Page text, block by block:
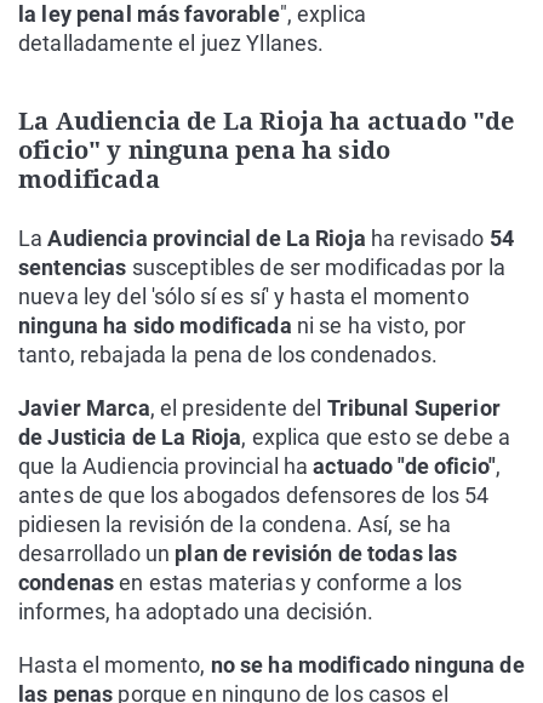
la ley penal más favorable", explica
detalladamente el juez Yllanes.
La Audiencia de La Rioja ha actuado "de
oficio" y ninguna pena ha sido
modificada
LaAudiencia provincial de La Rioja ha revisado 54
sentencias susceptibles de ser modificadas por la
nueva ley del 'sólo sí es sí' y hasta el momento
ninguna ha sido modificada ni se ha visto, por
tanto, rebajada la pena de los condenados.
Javier Marca, el presidente del Tribunal Superior
de Justicia de La Rioja, explica que esto se debe a
que la Audiencia provincial haactuado "de oficio",
antes de que los abogados defensores de los 54
pidiesen la revisión de la condena. Así, se ha
desarrollado un plan de revisión de todas las
condenasen estas materias y conforme a los
informes, ha adoptado una decisión.
Hasta el momento, no se ha modificado ninguna de
las penas porque en ninguno de los casos el